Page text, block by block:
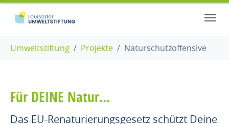
Zum Hauptinhalt springen
Skip to page footer
Umweltstiftung Projekte Naturschutzoffensive
Für DEINE Natur...
Das EU-Renaturierungsgesetz schützt Deine